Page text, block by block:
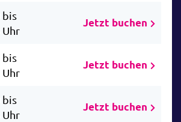
bis
Uhr
Jetzt buchen
bis
Uhr
Jetzt buchen
bis
Uhr
Jetzt buchen